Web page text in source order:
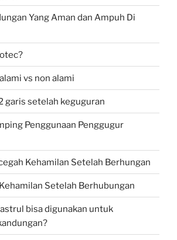
Yang Aman dan Ampuh Di
vs non alami
garis setelah keguguran
Penggunaan Penggugur
Kehamilan Setelah Berhungan
Setelah Berhubungan
bisa digunakan untuk